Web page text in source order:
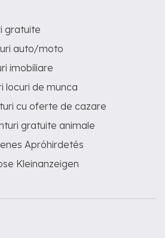
gratuite
auto/moto
imobiliare
locuri de munca
cu oferte de cazare
gratuite animale
Apróhirdetés
Kleinanzeigen